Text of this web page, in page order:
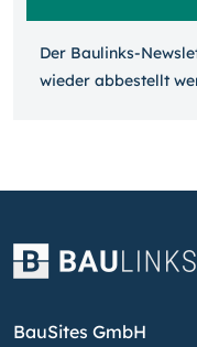
Der Baulinks-
wieder ab­bestellt
BauSites GmbH